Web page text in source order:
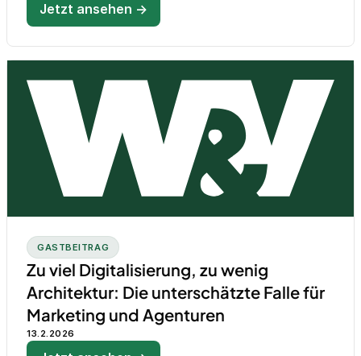
Jetzt ansehen →
GASTBEITRAG
Zu viel Digitalisierung, zu wenig
Architektur: Die unterschätzte Falle für
Marketing und Agenturen
13.2.2026